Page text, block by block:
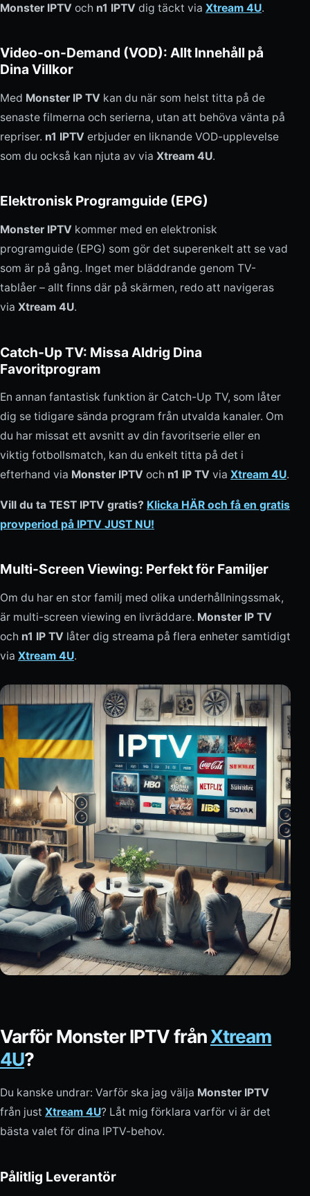
Monster IPTV och n1 IPTV dig täckt via Xtream 4U.
Video-on-Demand (VOD): Allt Innehåll på
Dina Villkor
Med Monster IP TV kan du när som helst titta på de
senaste filmerna och serierna, utan att behöva vänta på
repriser. n1 IPTV erbjuder en liknande VOD-upplevelse
som du också kan njuta av via Xtream 4U.
Elektronisk Programguide (EPG)
Monster IPTV kommer med en elektronisk
programguide (EPG) som gör det superenkelt att se vad
som är på gång. Inget mer bläddrande genom TV-
tablåer – allt finns där på skärmen, redo att navigeras
via Xtream 4U.
Catch-Up TV: Missa Aldrig Dina
Favoritprogram
En annan fantastisk funktion är Catch-Up TV, som låter
dig se tidigare sända program från utvalda kanaler. Om
du har missat ett avsnitt av din favoritserie eller en
viktig fotbollsmatch, kan du enkelt titta på det i
efterhand via Monster IPTV och n1 IP TV via Xtream 4U.
Vill du ta TEST IPTV gratis? Klicka HÄR och få en gratis
provperiod på IPTV JUST NU!
Multi-Screen Viewing: Perfekt för Familjer
Om du har en stor familj med olika underhållningssmak,
är multi-screen viewing en livräddare. Monster IP TV
och n1 IP TV låter dig streama på flera enheter samtidigt
via Xtream 4U.
Varför Monster IPTV frånXtream
4U?
Du kanske undrar: Varför ska jag välja Monster IPTV
från just Xtream 4U? Låt mig förklara varför vi är det
bästa valet för dina IPTV-behov.
Pålitlig Leverantör